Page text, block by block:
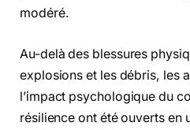
modéré.
Au-delà des blessures
explosions et les débris, les
l’impact psychologique du
résilience ont été ouverts en